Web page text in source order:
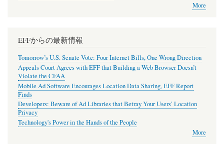
More
EFFからの最新情報
Tomorrow’s U.S. Senate Vote: Four Internet Bills, One Wrong Direction
Appeals Court Agrees with EFF that Building a Web Browser Doesn’t
Violate the CFAA
Mobile Ad Software Encourages Location Data Sharing, EFF Report
Finds
Developers: Beware of Ad Libraries that Betray Your Users’ Location
Privacy
Technology's Power in the Hands of the People
More